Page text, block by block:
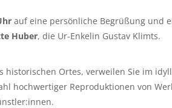
auf eine persönliche Begrüßung und
Huber, die Ur-Enkelin Gustav Klimts.
historischen Ortes, verweilen Sie im
hochwertiger Reproduktionen von